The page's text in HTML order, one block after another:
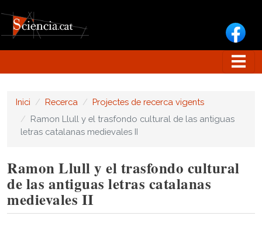
Inici Recerca
Projectes de recerca vigents
Ramon Llull y el trasfondo cultural de las antiguas
letras catalanas medievales II
Ramon Llull y el trasfondo cultural
de las antiguas letras catalanas
medievales II